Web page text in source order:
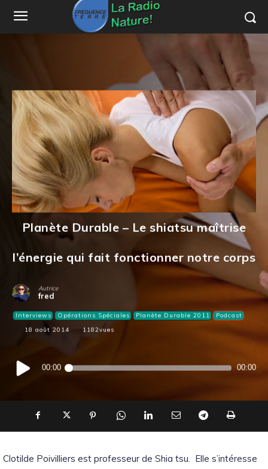
Planète Durable – Le shiatsu maîtrise
l’énergie qui fait fonctionner notre corps
Autrice
fred
Interviews Opérations Spéciales Planète Durable 2011
Podcast
18 août 2014
1182vues
Lecteur
audio
00:00 00:00
Clotilde Poivilliers est professeur de Shia tsu. Elle s’intéresse